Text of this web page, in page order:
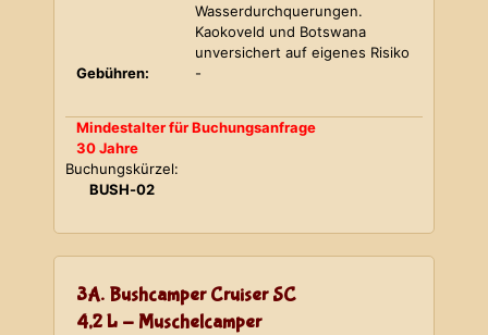
Wasserdurchquerungen.
Kaokoveld und Botswana
unversichert auf eigenes Risiko
Gebühren:
-
Mindestalter für Buchungsanfrage
30 Jahre
Buchungskürzel:
BUSH-02
3A. Bushcamper Cruiser SC
4,2 L - Muschelcamper